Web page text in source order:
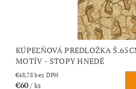
KÚPEĽŇOVÁ PREDLOŽKA
MOTÍV - STOPY HNEDÉ
€48,78 bez DPH
€60/ ks